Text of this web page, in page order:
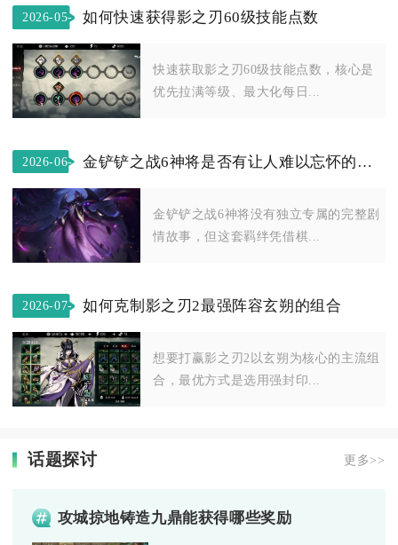
2026-05-
27
如何快速获得影之刃60级技能点数
快速获取影之刃60级技能点数，核心是
优先拉满等级、最大化每日...
2026-06-
金铲铲之战6神将是否有让人难以忘怀的剧情
金铲铲之战6神将没有独立专属的完整剧
情故事，但这套羁绊凭借棋...
2026-07-
29
如何克制影之刃2最强阵容玄朔的组合
想要打赢影之刃2以玄朔为核心的主流组
合，最优方式是选用强封印...
话题探讨 更多>>
攻城掠地铸造九鼎能获得哪些奖励